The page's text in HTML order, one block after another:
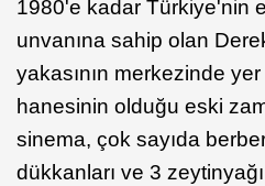
1980'e kadar Türkiye'nin
unvanına sahip olan
yakasının merkezinde
hanesinin olduğu eski
sinema, çok sayıda
dükkanları ve 3